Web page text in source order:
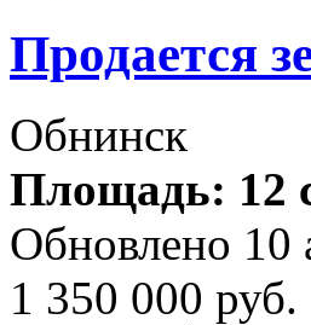
Продается
Обнинск
Площадь: 12
Обновлено
1 350 000 руб.